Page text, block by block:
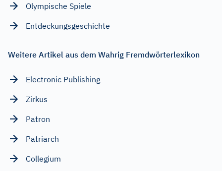
Olympische Spiele
Entdeckungsgeschichte
Weitere Artikel aus dem Wahrig Fremdwörterlexikon
Electronic Publishing
Zirkus
Patron
Patriarch
Collegium